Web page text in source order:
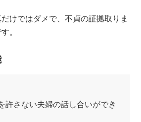
けではダメで、不貞の証拠取りま
。
許さない夫婦の話し合いができ